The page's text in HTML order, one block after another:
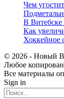
Чем
В Витебске
Как
Хоккейное
© 2026 - Новый
Любое
Все материалы
Sign in